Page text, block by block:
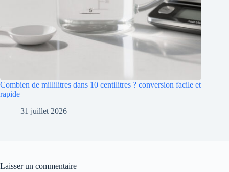
Combien de millilitres dans 10 centilitres ? conversion facile et
rapide
31 juillet 2026
Laisser un commentaire